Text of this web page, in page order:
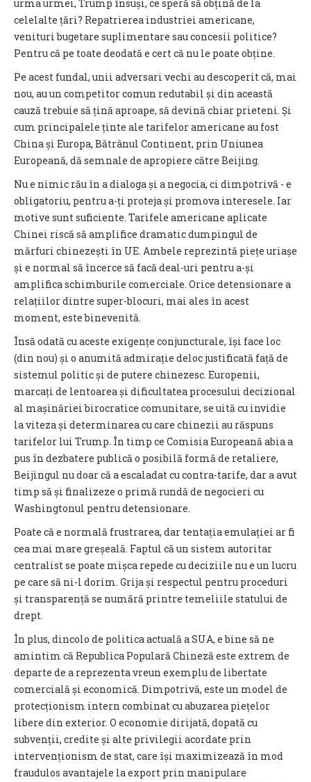
urma urmei, Trump însuși, ce speră să obțină de la
celelalte țări? Repatrierea industriei americane,
venituri bugetare suplimentare sau concesii politice?
Pentru că pe toate deodată e cert că nu le poate obține.
Pe acest fundal, unii adversari vechi au descoperit că, mai
nou, au un competitor comun redutabil și din această
cauză trebuie să țină aproape, să devină chiar prieteni. Și
cum principalele ținte ale tarifelor americane au fost
China și Europa, Bătrânul Continent, prin Uniunea
Europeană, dă semnale de apropiere către Beijing.
Nu e nimic rău în a dialoga și a negocia, ci dimpotrivă - e
obligatoriu, pentru a-ți proteja și promova interesele. Iar
motive sunt suficiente. Tarifele americane aplicate
Chinei riscă să amplifice dramatic dumpingul de
mărfuri chinezești în UE. Ambele reprezintă piețe uriașe
și e normal să încerce să facă deal-uri pentru a-și
amplifica schimburile comerciale. Orice detensionare a
relațiilor dintre super-blocuri, mai ales în acest
moment, este binevenită.
Însă odată cu aceste exigențe conjuncturale, își face loc
(din nou) și o anumită admirație deloc justificată față de
sistemul politic și de putere chinezesc. Europenii,
marcați de lentoarea și dificultatea procesului decizional
al mașinăriei birocratice comunitare, se uită cu invidie
la viteza și determinarea cu care chinezii au răspuns
tarifelor lui Trump. În timp ce Comisia Europeană abia a
pus în dezbatere publică o posibilă formă de retaliere,
Beijingul nu doar că a escaladat cu contra-tarife, dar a avut
timp să și finalizeze o primă rundă de negocieri cu
Washingtonul pentru detensionare.
Poate că e normală frustrarea, dar tentația emulației ar fi
cea mai mare greșeală. Faptul că un sistem autoritar
centralist se poate mișca repede cu deciziile nu e un lucru
pe care să ni-l dorim. Grija și respectul pentru proceduri
și transparență se numără printre temeliile statului de
drept.
În plus, dincolo de politica actuală a SUA, e bine să ne
amintim că Republica Populară Chineză este extrem de
departe de a reprezenta vreun exemplu de libertate
comercială și economică. Dimpotrivă, este un model de
protecționism intern combinat cu abuzarea piețelor
libere din exterior. O economie dirijată, dopată cu
subvenții, credite și alte privilegii acordate prin
intervenționism de stat, care își maximizează în mod
fraudulos avantajele la export prin manipulare